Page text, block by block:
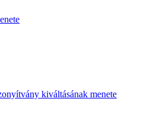
kiváltásának menete